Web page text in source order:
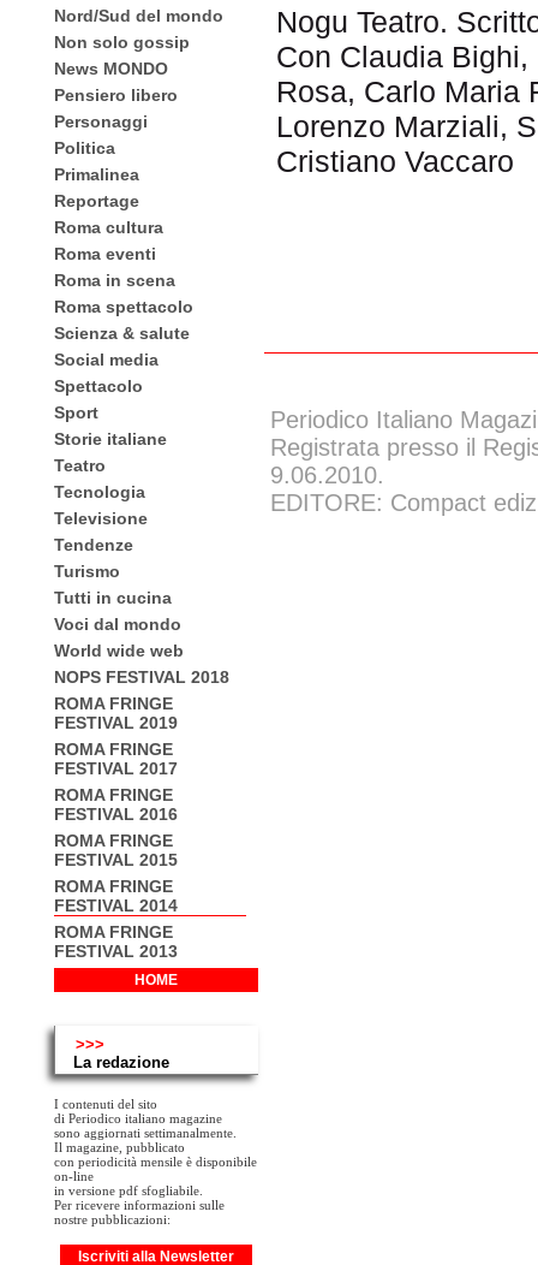
Nord/Sud del mondo
Non solo gossip
News MONDO
Pensiero libero
Personaggi
Politica
Primalinea
Reportage
Roma cultura
Roma eventi
Roma in scena
Roma spettacolo
Scienza & salute
Social media
Spettacolo
Sport
Storie italiane
Teatro
Tecnologia
Televisione
Tendenze
Turismo
Tutti in cucina
Voci dal mondo
World wide web
NOPS FESTIVAL 2018
ROMA FRINGE
FESTIVAL 2019
ROMA FRINGE
FESTIVAL 2017
ROMA FRINGE
FESTIVAL 2016
ROMA FRINGE
FESTIVAL 2015
ROMA FRINGE
FESTIVAL 2014
ROMA FRINGE
FESTIVAL 2013
HOME
>>>
La redazione
I contenuti del sito
di Periodico italiano magazine
sono aggiornati settimanalmente.
Il magazine, pubblicato
con periodicità mensile è disponibile
on-line
in versione pdf sfogliabile.
Per ricevere informazioni sulle
nostre pubblicazioni:
Iscriviti alla Newsletter
Nogu Teatro.
Con Claudia
Rosa, Carlo Maria
Lorenzo Marziali,
Cristiano Vaccaro
Periodico Italiano
Registrata presso il
9.06.2010.
EDITORE: Compact